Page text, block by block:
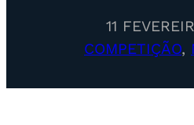
11
COMPETIÇÃO,